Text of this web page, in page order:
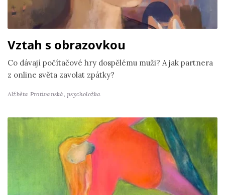
Vztah s obrazovkou
Co dávají počítačové hry dospělému muži? A jak partnera
z online světa zavolat zpátky?
Alžběta Protivanská,psycholožka